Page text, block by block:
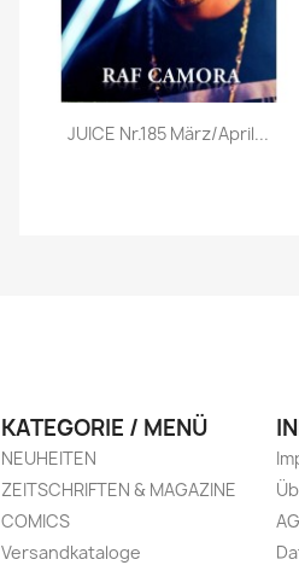
Vorschau
JUICE Nr.185 März/April...
KATEGORIE / MENÜ
NEUHEITEN
ZEITSCHRIFTEN & MAGAZINE
COMICS
Versandkataloge